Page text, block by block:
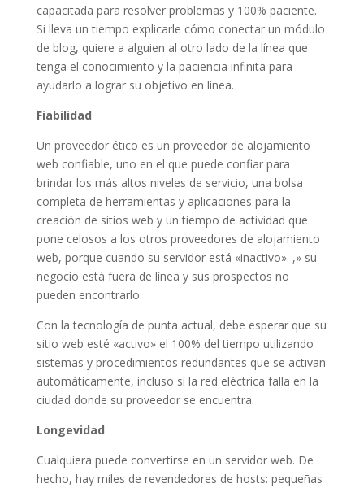
capacitada para resolver problemas y 100% paciente.
Si lleva un tiempo explicarle cómo conectar un módulo
de blog, quiere a alguien al otro lado de la línea que
tenga el conocimiento y la paciencia infinita para
ayudarlo a lograr su objetivo en línea.
Fiabilidad
Un proveedor ético es un proveedor de alojamiento
web confiable, uno en el que puede confiar para
brindar los más altos niveles de servicio, una bolsa
completa de herramientas y aplicaciones para la
creación de sitios web y un tiempo de actividad que
pone celosos a los otros proveedores de alojamiento
web, porque cuando su servidor está «inactivo». ,» su
negocio está fuera de línea y sus prospectos no
pueden encontrarlo.
Con la tecnología de punta actual, debe esperar que su
sitio web esté «activo» el 100% del tiempo utilizando
sistemas y procedimientos redundantes que se activan
automáticamente, incluso si la red eléctrica falla en la
ciudad donde su proveedor se encuentra.
Longevidad
Cualquiera puede convertirse en un servidor web. De
hecho, hay miles de revendedores de hosts: pequeñas